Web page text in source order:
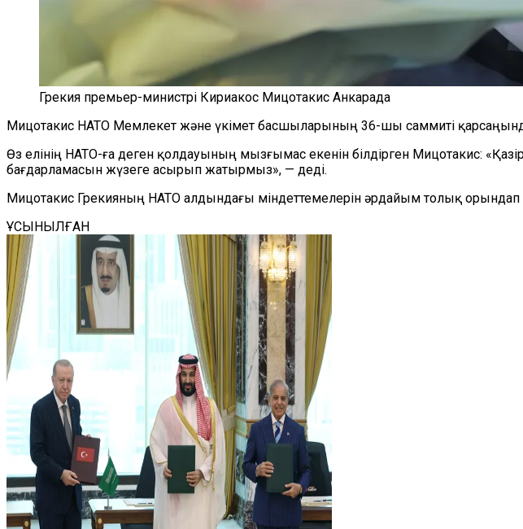
Грекия премьер-министрі Кириакос Мицотакис Анкарада
Мицотакис НАТО Мемлекет және үкімет басшыларының 36-шы саммиті
Өз елінің НАТО-ға деген қолдауының мызғымас екенін білдірген Мицотакис:
бағдарламасын жүзеге асырып жатырмыз», — деді.
Мицотакис Грекияның НАТО алдындағы міндеттемелерін әрдайым толық орындап
ҰСЫНЫЛҒАН